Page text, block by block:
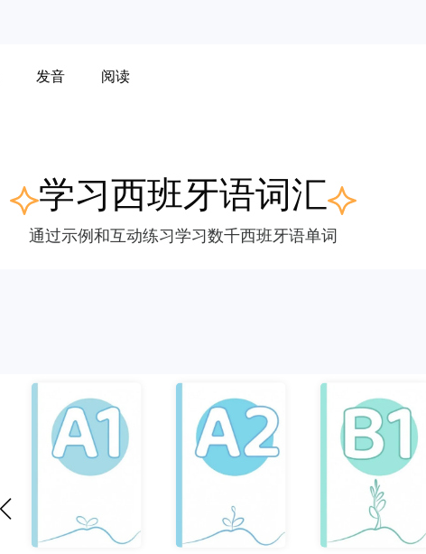
发音 阅读
学习西班牙语词汇
通过示例和互动练习学习数千西班牙语单词